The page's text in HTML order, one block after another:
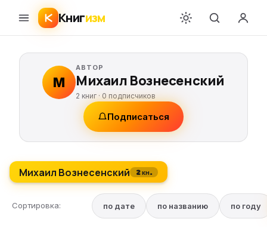
Книгизм
М
АВТОР
Михаил Вознесенский
2 книг · 0 подписчиков
Подписаться
Михаил Вознесенский 2 кн.
Сортировка: по дате по названию по году